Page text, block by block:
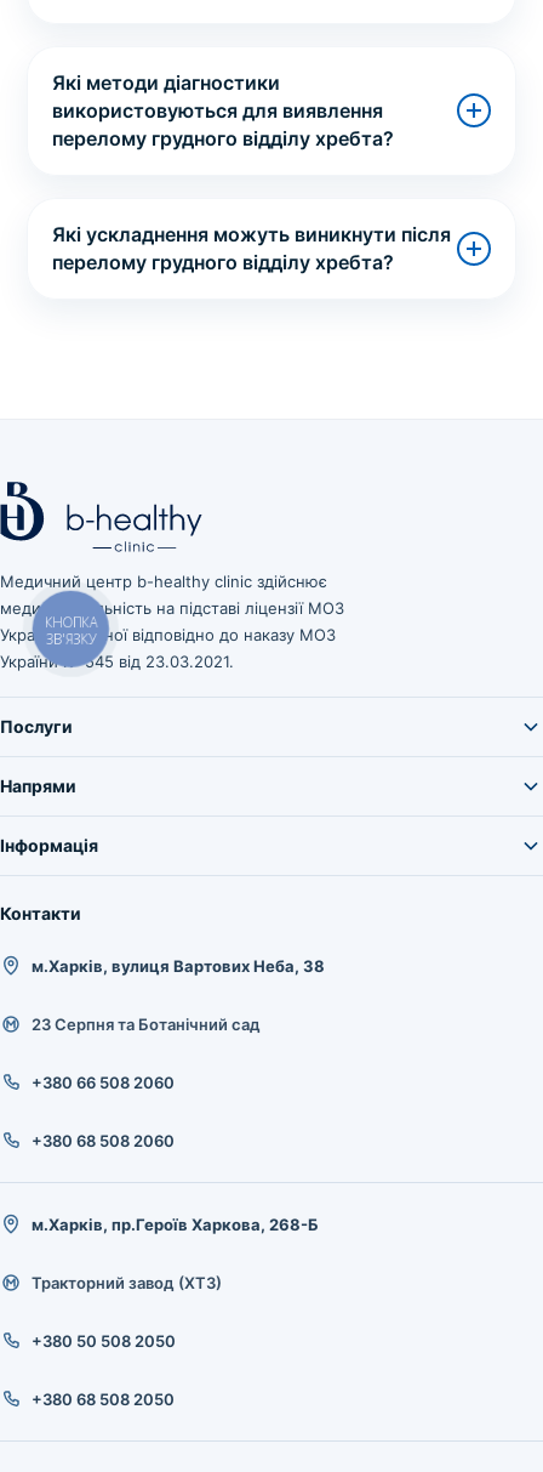
Які методи діагностики
використовуються для виявлення
перелому грудного відділу хребта?
Які ускладнення можуть виникнути після
перелому грудного відділу хребта?
Медичний центр b-healthy clinic здійснює
медичну діяльність на підставі ліцензії МОЗ
України, виданої відповідно до наказу МОЗ
України № 545 від 23.03.2021.
Послуги
Напрями
Інформація
Контакти
м.Харків, вулиця Вартових Неба, 38
23 Серпня та Ботанічний сад
+380 66 508 2060
+380 68 508 2060
м.Харків, пр.Героїв Харкова, 268-Б
Тракторний завод (ХТЗ)
+380 50 508 2050
+380 68 508 2050
КНОПКА
ЗВ'ЯЗКУ